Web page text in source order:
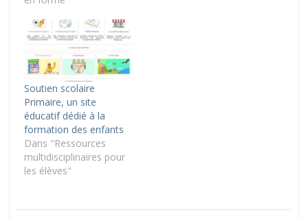
Soutien scolaire
Primaire, un site
éducatif dédié à la
formation des enfants
Dans "Ressources
multidisciplinaires pour
les élèves"